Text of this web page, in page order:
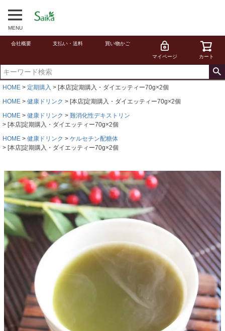
MENU
会社概要 支払い・送料 買い物かご
マイページ カート
HOME 定期購入
[本店]定期購入・ダイエッティー70g×2個
HOME
健康ドリンク
[本店]定期購入・ダイエッティー70g×2個
HOME
健康ドリンク
難消化性デキストリン
[本店]定期購入・ダイエッティー70g×2個
HOME
健康ドリンク
ケルセチン配糖体
[本店]定期購入・ダイエッティー70g×2個